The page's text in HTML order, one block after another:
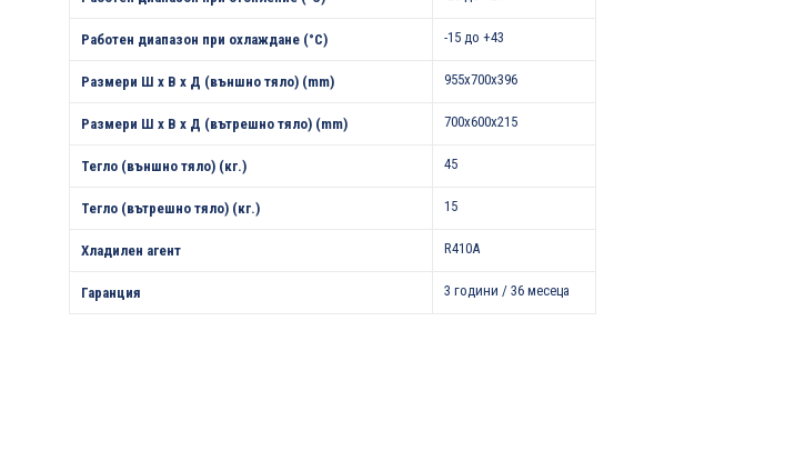
Работен диапазон при охлаждане (°С) -15 до +43
Размери Ш х В х Д (външно тяло) (mm) 955x700x396
Размери Ш х В х Д (вътрешно тяло) (mm) 700x600x215
Тегло (външно тяло) (кг.) 45
Тегло (вътрешно тяло) (кг.) 15
Хладилен агент R410A
Гаранция 3 години / 36 месеца